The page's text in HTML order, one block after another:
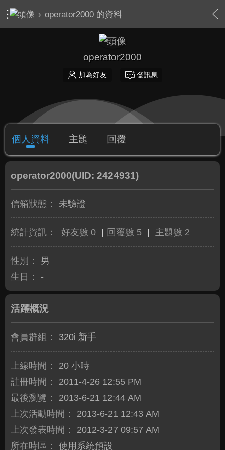
› operator2000 的資料
operator2000
加為好友 發訊息
個人資料 主題 回覆
operator2000(UID: 2424931)
信箱狀態： 未驗證
統計資訊： 好友數 0 回覆數 5 主題數 2
性別：
男
生日：
-
活躍概況
會員群組： 320i 新手
上線時間：
20 小時
註冊時間：
2011-4-26 12:55 PM
最後瀏覽：
2013-6-21 12:44 AM
上次活動時間：
2013-6-21 12:43 AM
上次發表時間：
2012-3-27 09:57 AM
所在時區：
使用系統預設